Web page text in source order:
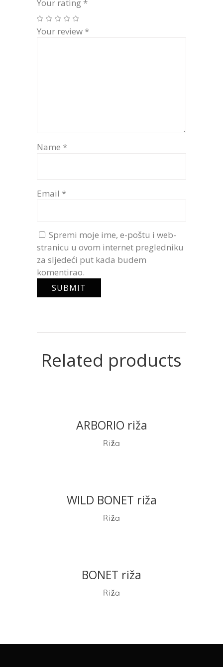
Your rating *
Your review *
Name *
Email *
Spremi moje ime, e-poštu i web-
stranicu u ovom internet pregledniku
za sljedeći put kada budem
komentirao.
Related products
READ MORE
ARBORIO riža
Riža
READ MORE
WILD BONET riža
Riža
READ MORE
BONET riža
Riža